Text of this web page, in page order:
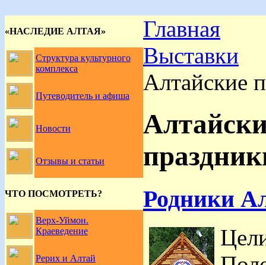
«НАСЛЕДИЕ АЛТАЯ»
Структура культурного
комплекса
Путеводитель и афиша
Новости
Отзывы и статьи
ЧТО ПОСМОТРЕТЬ?
Верх-Уймон.
Краеведение
Рерих и Алтай
Главная
Выставки
Алтайские
Родники